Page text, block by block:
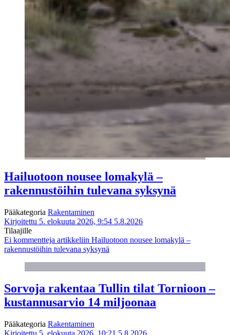
Hailuotoon nousee lomakylä –
rakennustöihin tulevana syksynä
Pääkategoria Rakentaminen
Kirjoitettu 5. elokuuta 2026, 9:54 5.8.2026
Tilaajille
Ei kommentteja artikkeliin Hailuotoon nousee lomakylä –
rakennustöihin tulevana syksynä
Sorvoja rakentaa Tullin tilat Tornioon –
kustannusarvio 14 miljoonaa
Pääkategoria Rakentaminen
Kirjoitettu 5. elokuuta 2026, 10:21 5.8.2026